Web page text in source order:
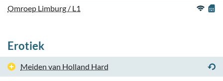
Omroep Limburg / L1
Erotiek
Meiden van Holland Hard